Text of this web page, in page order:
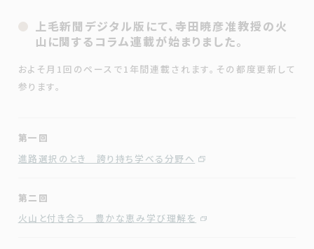
上毛新聞デジタル版にて、寺田暁彦准教授の火
山に関するコラム連載が始まりました。
およそ月1回のペースで1年間連載されます。その都度更新して
参ります。
第一回
進路選択のとき 誇り持ち学べる分野へ
第二回
火山と付き合う 豊かな恵み学び理解を